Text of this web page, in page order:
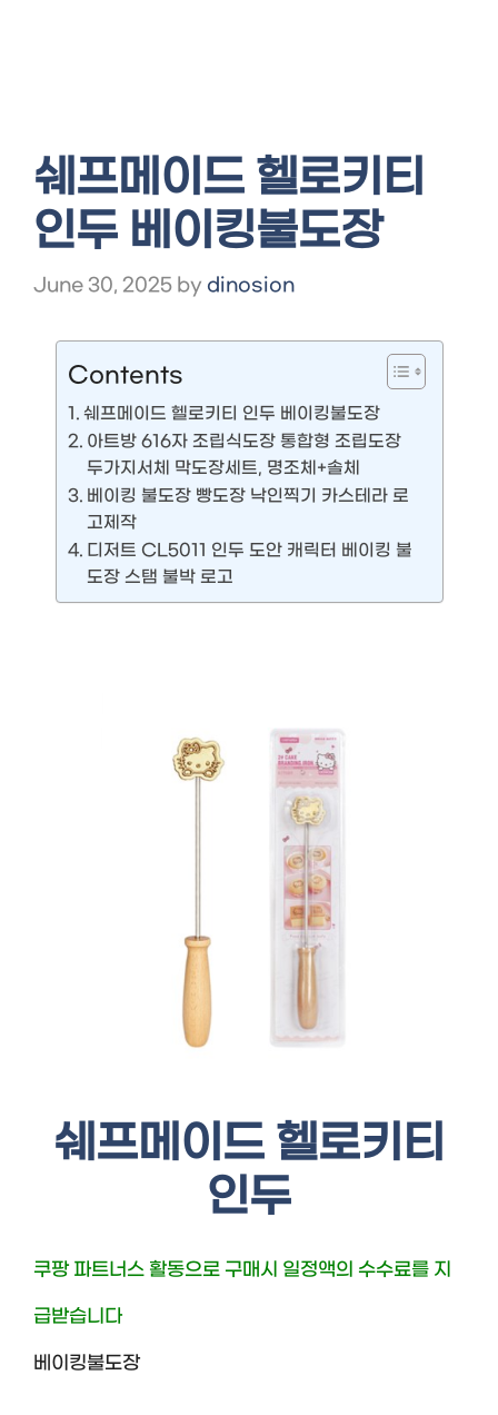
쉐프메이드 헬로키티
인두 베이킹불도장
June 30, 2025 by dinosion
Contents
쉐프메이드 헬로키티 인두 베이킹불도장
아트방 616자 조립식도장 통합형 조립도장
두가지서체 막도장세트, 명조체+솔체
베이킹 불도장 빵도장 낙인찍기 카스테라 로
고제작
디저트 CL5011 인두 도안 캐릭터 베이킹 불
도장 스탬 불박 로고
쉐프메이드 헬로키티
인두
쿠팡 파트너스 활동으로 구매시 일정액의 수수료를 지
급받습니다
베이킹불도장